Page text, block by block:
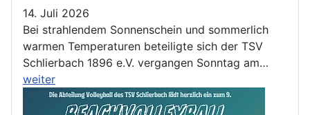
14. Juli 2026
Bei strahlendem Sonnenschein und sommerlich
warmen Temperaturen beteiligte sich der TSV
Schlierbach 1896 e.V. vergangen Sonntag am…
weiter